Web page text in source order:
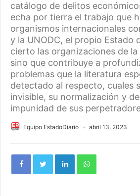
catálogo de delitos
echa por tierra el trabajo que
organismos internacionales
y la UNODC, el propio Estado
cierto las organizaciones de
sino que contribuye a
problemas que la literatura
detectado al respecto, cuales
invisible, su normalización y
impunidad de sus
Equipo EstadoDiario abril 13, 2023